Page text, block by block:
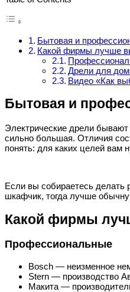
Бытовая и
Какой фирмы лучше
Дрели для
Видео «Как
Бытовая и
Электрические дрели
сильно большая. Отличия
понять: для каких целей вам
Если вы собираетесь делать
шкафчик, тогда лучше
Какой фирмы
Профессиональные
Bosch — неизменное
Stern — производство
Макита —